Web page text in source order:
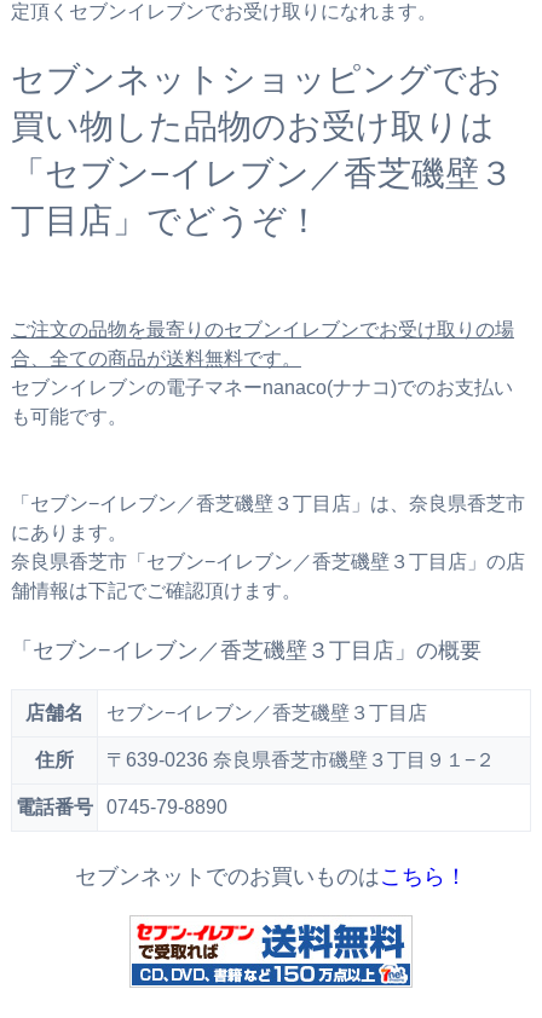
定頂くセブンイレブンでお受け取りになれます。
セブンネットショッピングでお
買い物した品物のお受け取りは
「セブン−イレブン／香芝磯壁３
丁目店」でどうぞ！
ご注文の品物を最寄りのセブンイレブンでお受け取りの場
合、全ての商品が送料無料です。
セブンイレブンの電子マネーnanaco(ナナコ)でのお支払い
も可能です。
「セブン−イレブン／香芝磯壁３丁目店」は、奈良県香芝市
にあります。
奈良県香芝市「セブン−イレブン／香芝磯壁３丁目店」の店
舗情報は下記でご確認頂けます。
「セブン−イレブン／香芝磯壁３丁目店」の概要
店舗名 セブン−イレブン／香芝磯壁３丁目店
住所 〒639-0236 奈良県香芝市磯壁３丁目９１−２
電話番号 0745-79-8890
セブンネットでのお買いものはこちら！